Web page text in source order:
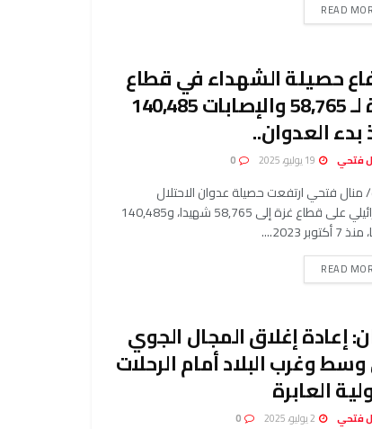
READ
حصيلة الشهداء في قطاع
غزة لـ 58,765 والإصابات 140,485
بدء العدوان..
فتحي
منال فتحي ارتفعت حصيلة عدوان الاحتلال
الإسرائيلي على قطاع غزة إلى 58,765 شهيدا، و140,485
2023....
READ
إعادة إغلاق المجال الجوي
وغرب البلاد أمام الرحلات
العابرة
فتحي